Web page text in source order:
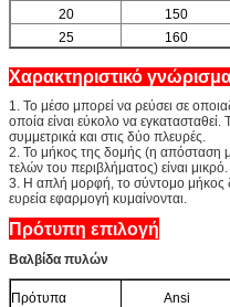
20
150
25
160
Χαρακτηριστικό
1. Το μέσο μπορεί να ρεύσει σε
οποία είναι εύκολο να
συμμετρικά και στις δύο πλευρές.
2. Το μήκος της δομής (η απόσταση
τελών του περιβλήματος) είναι μικρό.
3. Η απλή μορφή, το σύντομο μήκος
ευρεία εφαρμογή κυμαίνονται.
Πρότυπη επιλογή
Βαλβίδα πυλών
Πρότυπα Ansi